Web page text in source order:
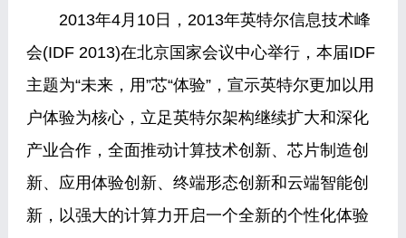
2013年4月10日，2013年英特尔信息技术峰
会(IDF 2013)在北京国家会议中心举行，本届IDF
主题为“未来，用”芯“体验”，宣示英特尔更加以用
户体验为核心，立足英特尔架构继续扩大和深化
产业合作，全面推动计算技术创新、芯片制造创
新、应用体验创新、终端形态创新和云端智能创
新，以强大的计算力开启一个全新的个性化体验